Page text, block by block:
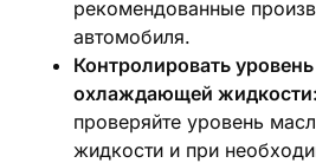
рекомендованные
автомобиля.
Контролировать
охлаждающей жидкости:
проверяйте уровень
жидкости и при